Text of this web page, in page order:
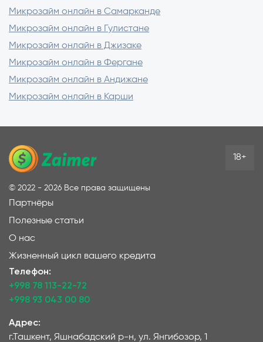
Микрозайм онлайн в Самарканде
Микрозайм онлайн в Гулистане
Микрозайм онлайн в Джизаке
Микрозайм онлайн в Фергане
Микрозайм онлайн в Андижане
Микрозайм онлайн в Карши
© 2022 - 2026 Все права защищены
Партнёры
Полезные статьи
О нас
Жизненный цикл вашего кредита
Телефон:
+998 78 113-22-72
+998 93 043 00 80
Адрес:
г.Ташкент, Яшнабадский р-н, ул. Янгибозор, 1
18+